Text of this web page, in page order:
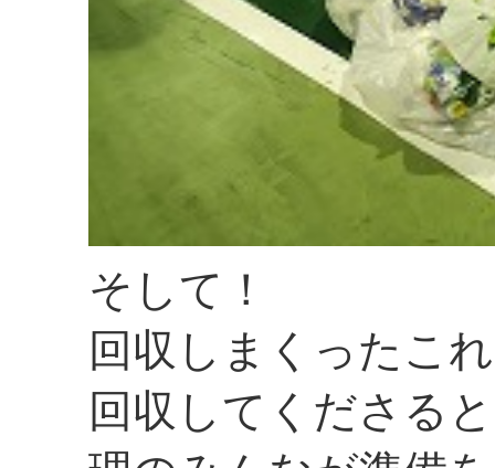
そして！
回収しまくったこ
回収してくださる